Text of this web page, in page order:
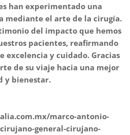
han experimentado una
mediante el arte de la cirugía.
del impacto que hemos
pacientes, reafirmando
excelencia y cuidado. Gracias
de su viaje hacia una mejor
y bienestar.
marco-antonio-
general-cirujano-